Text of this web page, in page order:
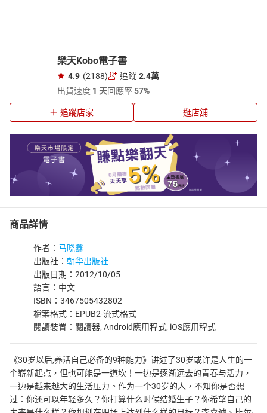
樂天Kobo電子書
4.9 (2188) 追蹤 2.4萬
出貨速度 1 天回應率57%
追蹤店家 逛店舖
商品詳情
作者： 马晓鑫
出版社： 朝华出版社
出版日期：2012/10/05
語言：中文
ISBN：3467505432802
檔案格式：EPUB2-流式格式
閱讀裝置：閱讀器, Android應用程式, iOS應用程式
《30岁以后,养活自己必备的9种能力》讲述了30岁或许是人生的一
个崭新起点，但也可能是一道坎！一边是逐渐远去的青春与活力，
一边是越来越大的生活压力。作为一个30岁的人，不知你是否想
过：你还可以年轻多久？你打算什么时候结婚生子？你希望自己的